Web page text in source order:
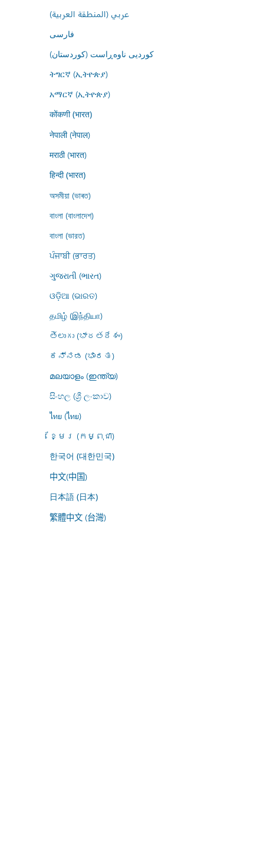
عربي (المنطقة العربية)
فارسى
کوردیی ناوەڕاست (کوردستان)
ትግርኛ (ኢትዮጵያ)
አማርኛ (ኢትዮጵያ)
कोंकणी (भारत)
नेपाली (नेपाल)
मराठी (भारत)
हिन्दी (भारत)
অসমীয়া (ভাৰত)
বাংলা (বাংলাদেশ)
বাংলা (ভারত)
ਪੰਜਾਬੀ (ਭਾਰਤ)
ગુજરાતી (ભારત)
ଓଡ଼ିଆ (ଭାରତ)
தமிழ் (இந்தியா)
తెలుగు (భారతదేశం)
ಕನ್ನಡ (ಭಾರತ)
മലയാളം (ഇന്ത്യ)
සිංහල (ශ්‍රී ලංකාව)
ไทย (ไทย)
ខ្មែរ (កម្ពុជា)
한국어 (대한민국)
中文(中国)
日本語 (日本)
繁體中文 (台灣)